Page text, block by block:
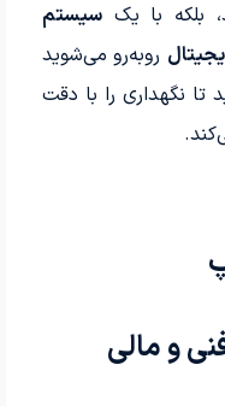
بلکه با یکسیستم
روبه‌رو می‌شوید
نگهداری را با دقت
و مالی